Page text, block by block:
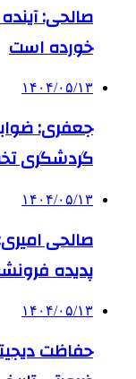
صالحی:
خورده است
۱۴۰۴/۰۵/۱۳
جعفری:
گردشگری
۱۴۰۴/۰۵/۱۳
صالحی
پدیده
۱۴۰۴/۰۵/۱۳
حفاظت